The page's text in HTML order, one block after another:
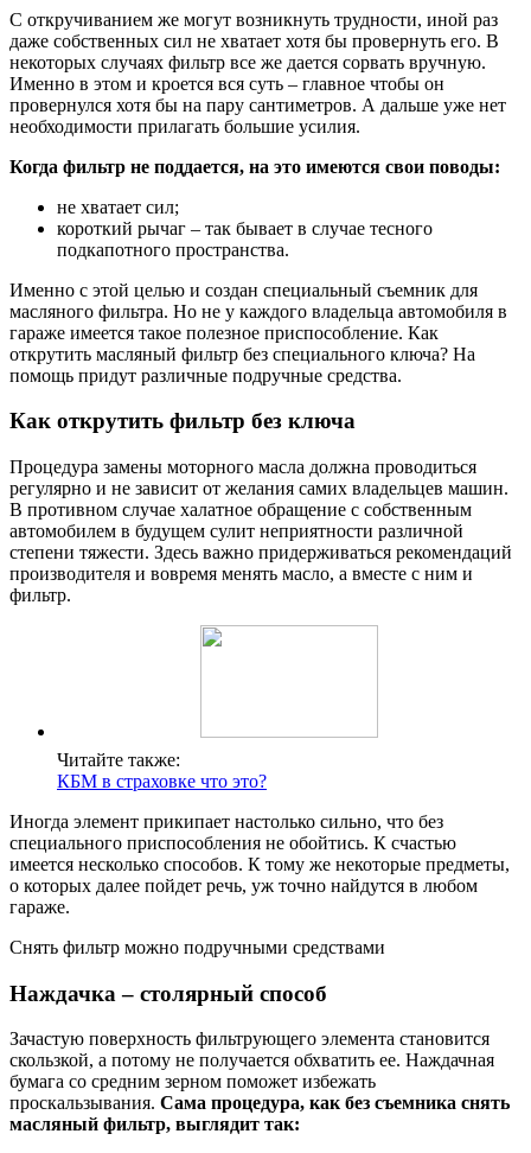
С откручиванием же могут возникнуть трудности, иной раз
даже собственных сил не хватает хотя бы провернуть его. В
некоторых случаях фильтр все же дается сорвать вручную.
Именно в этом и кроется вся суть – главное чтобы он
провернулся хотя бы на пару сантиметров. А дальше уже нет
необходимости прилагать большие усилия.
Когда фильтр не поддается, на это имеются свои поводы:
не хватает сил;
короткий рычаг – так бывает в случае тесного
подкапотного пространства.
Именно с этой целью и создан специальный съемник для
масляного фильтра. Но не у каждого владельца автомобиля в
гараже имеется такое полезное приспособление. Как
открутить масляный фильтр без специального ключа? На
помощь придут различные подручные средства.
Как открутить фильтр без ключа
Процедура замены моторного масла должна проводиться
регулярно и не зависит от желания самих владельцев машин.
В противном случае халатное обращение с собственным
автомобилем в будущем сулит неприятности различной
степени тяжести. Здесь важно придерживаться рекомендаций
производителя и вовремя менять масло, а вместе с ним и
фильтр.
Читайте также:
КБМ в страховке что это?
Иногда элемент прикипает настолько сильно, что без
специального приспособления не обойтись. К счастью
имеется несколько способов. К тому же некоторые предметы,
о которых далее пойдет речь, уж точно найдутся в любом
гараже.
Снять фильтр можно подручными средствами
Наждачка – столярный способ
Зачастую поверхность фильтрующего элемента становится
скользкой, а потому не получается обхватить ее. Наждачная
бумага со средним зерном поможет избежать
проскальзывания. Сама процедура, как без съемника снять
масляный фильтр, выглядит так: